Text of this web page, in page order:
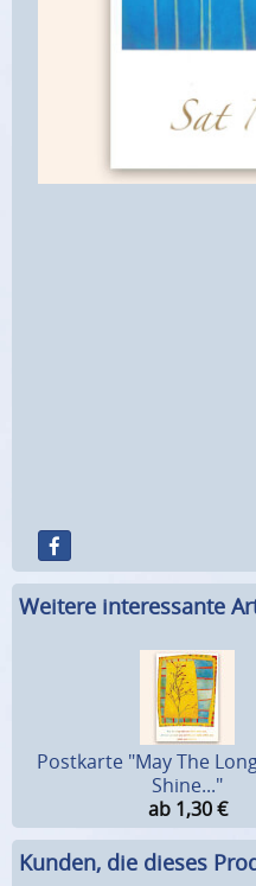
Weitere interessante
Postkarte "May The
Shine..."
ab 1,30 €
Kunden, die dieses